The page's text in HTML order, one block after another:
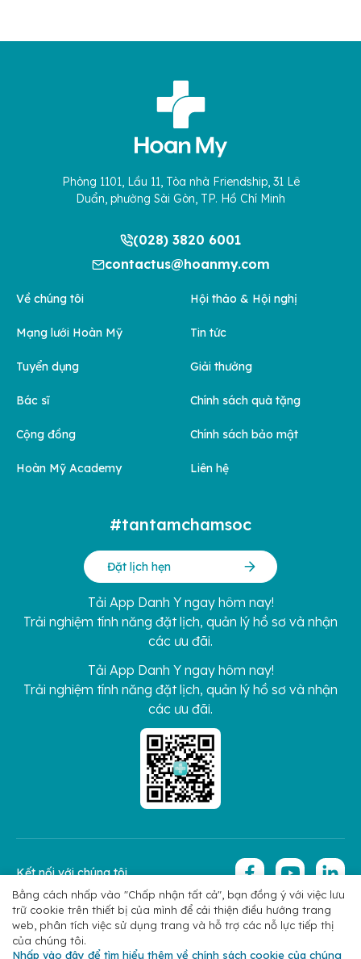
Phòng 1101, Lầu 11, Tòa nhà Friendship, 31 Lê
Duẩn, phường Sài Gòn, TP. Hồ Chí Minh
(028) 3820 6001
contactus@hoanmy.com
Về chúng tôi
Mạng lưới Hoàn Mỹ
Tuyển dụng
Bác sĩ
Cộng đồng
Hoàn Mỹ Academy
Hội thảo & Hội nghị
Tin tức
Giải thưởng
Chính sách quà tặng
Chính sách bảo mật
Liên hệ
#tantamchamsoc
Đặt lịch hẹn
Tải App Danh Y ngay hôm nay!
Trải nghiệm tính năng đặt lịch, quản lý hồ sơ và nhận
các ưu đãi.
Tải App Danh Y ngay hôm nay!
Trải nghiệm tính năng đặt lịch, quản lý hồ sơ và nhận
các ưu đãi.
Chính sách bảo mật Copyright 2026 © Hoan My Corporation
Kết nối với chúng tôi
Bằng cách nhấp vào "Chấp nhận tất cả", bạn đồng ý với việc lưu
trữ cookie trên thiết bị của mình để cải thiện điều hướng trang
web, phân tích việc sử dụng trang và hỗ trợ các nỗ lực tiếp thị
của chúng tôi.
Nhấp vào đây để tìm hiểu thêm về chính sách cookie của chúng